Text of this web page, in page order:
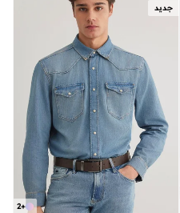
جديد
+
2